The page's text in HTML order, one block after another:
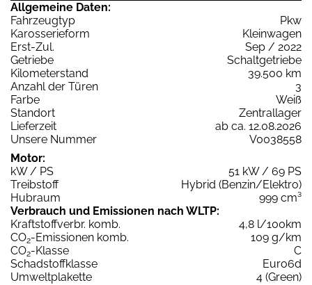
Allgemeine Daten:
Fahrzeugtyp
Pkw
Karosserieform
Kleinwagen
Erst-Zul.
Sep / 2022
Getriebe
Schaltgetriebe
Kilometerstand
39.500 km
Anzahl der Türen
3
Farbe
Weiß
Standort
Zentrallager
Lieferzeit
ab ca. 12.08.2026
Unsere Nummer
V0038558
Motor:
kW / PS
51 kW / 69 PS
Treibstoff
Hybrid (Benzin/Elektro)
Hubraum
999 cm³
Verbrauch und Emissionen nach WLTP:
Kraftstoffverbr. komb.
4,8 l/100km
CO2-Emissionen komb.
109 g/km
CO2-Klasse
C
Schadstoffklasse
Euro6d
Umweltplakette
4 (Green)